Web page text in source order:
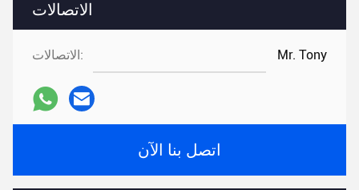
الاتصالات
الاتصالات: Mr. Tony
اتصل بنا الآن